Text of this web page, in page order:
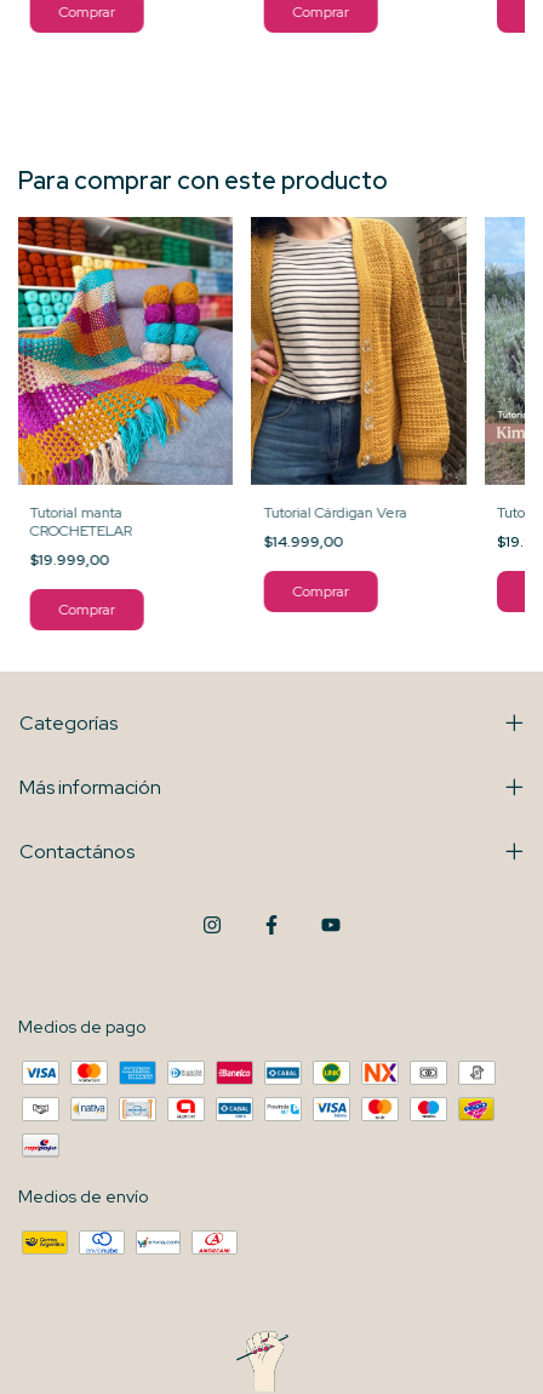
Comprar Comprar
Para comprar con este producto
Tutorial manta
CROCHETELAR
$19.999,00
Tutorial Cárdigan Vera
$14.999,00
Categorías
Más información
Contactános
Medios de pago
Medios de envío